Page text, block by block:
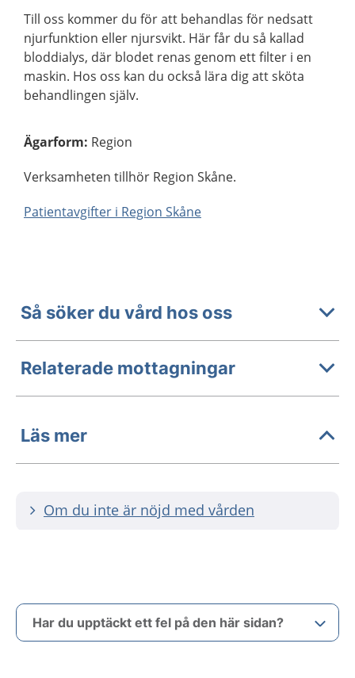
Till oss kommer du för att behandlas för nedsatt
njurfunktion eller njursvikt. Här får du så kallad
bloddialys, där blodet renas genom ett filter i en
maskin. Hos oss kan du också lära dig att sköta
behandlingen själv.
Ägarform: Region
Verksamheten tillhör Region Skåne.
Patientavgifter i Region Skåne
Så söker du vård hos oss
Relaterade mottagningar
Läs mer
Om du inte är nöjd med vården
Har du upptäckt ett fel på den här sidan?